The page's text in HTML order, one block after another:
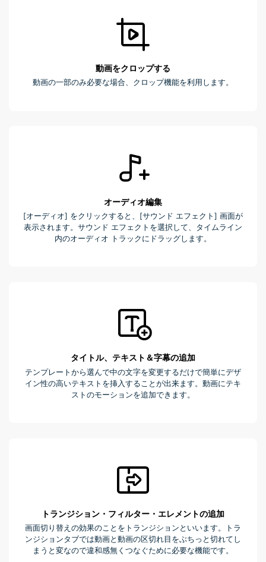
動画をクロップする
動画の一部のみ必要な場合、クロップ機能を利用します。
オーディオ編集
[オーディオ] をクリックすると、[サウンド エフェクト] 画面が
表示されます。サウンド エフェクトを選択して、タイムライン
内のオーディオ トラックにドラッグします。
タイトル、テキスト＆字幕の追加
テンプレートから選んで中の文字を変更するだけで簡単にデザ
イン性の高いテキストを挿入することが出来ます。動画にテキ
ストのモーションを追加できます。
トランジション・フィルター・エレメントの追加
画面切り替えの効果のことをトランジションといいます。トラ
ンジションタブでは動画と動画の区切れ目をぶちっと切れてし
まうと変なので違和感無くつなぐために必要な機能です。